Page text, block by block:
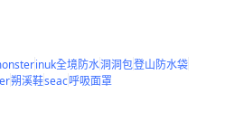
inuk全境防水洞洞包登山防水袋
朔溪鞋seac呼吸面罩